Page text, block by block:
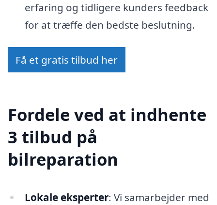
erfaring og tidligere kunders feedback
for at træffe den bedste beslutning.
Få et gratis tilbud her
Fordele ved at indhente
3 tilbud på
bilreparation
Lokale eksperter: Vi samarbejder med